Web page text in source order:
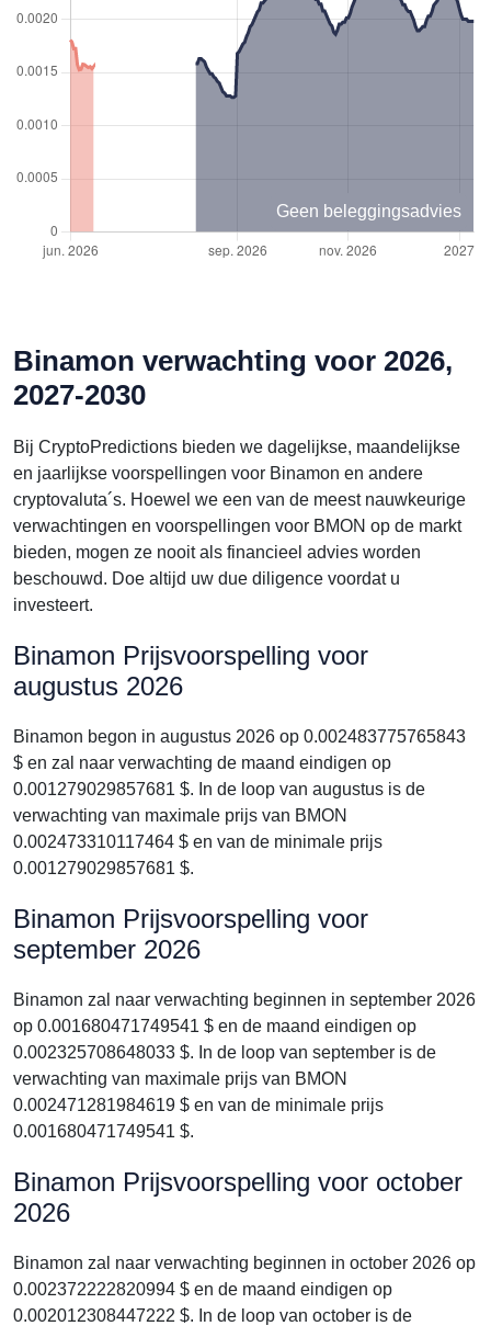
Geen beleggingsadvies
Binamon verwachting voor 2026,
2027-2030
Bij CryptoPredictions bieden we dagelijkse, maandelijkse
en jaarlijkse voorspellingen voor Binamon en andere
cryptovaluta´s. Hoewel we een van de meest nauwkeurige
verwachtingen en voorspellingen voor BMON op de markt
bieden, mogen ze nooit als financieel advies worden
beschouwd. Doe altijd uw due diligence voordat u
investeert.
Binamon Prijsvoorspelling voor
augustus 2026
Binamon begon in augustus 2026 op 0.002483775765843
$ en zal naar verwachting de maand eindigen op
0.001279029857681 $. In de loop van augustus is de
verwachting van maximale prijs van BMON
0.002473310117464 $ en van de minimale prijs
0.001279029857681 $.
Binamon Prijsvoorspelling voor
september 2026
Binamon zal naar verwachting beginnen in september 2026
op 0.001680471749541 $ en de maand eindigen op
0.002325708648033 $. In de loop van september is de
verwachting van maximale prijs van BMON
0.002471281984619 $ en van de minimale prijs
0.001680471749541 $.
Binamon Prijsvoorspelling voor october
2026
Binamon zal naar verwachting beginnen in october 2026 op
0.002372222820994 $ en de maand eindigen op
0.002012308447222 $. In de loop van october is de